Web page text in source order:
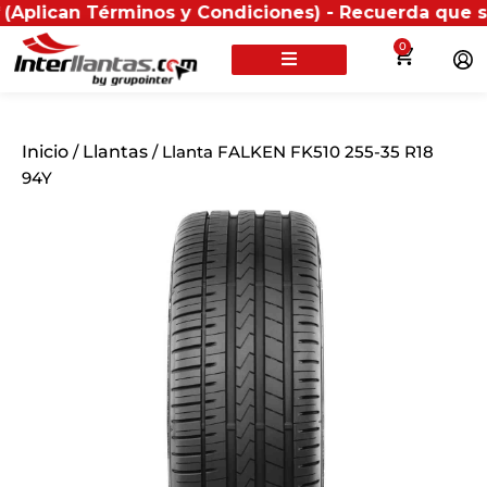
Términos y Condiciones) - Recuerda que si
0
Inicio / Llantas / Llanta FALKEN FK510 255-35 R18
94Y